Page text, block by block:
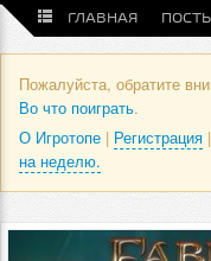
ГЛАВНАЯ
Пожалуйста, обратите
Во что поиграть.
О Игротопе | Регистрация |
на неделю.